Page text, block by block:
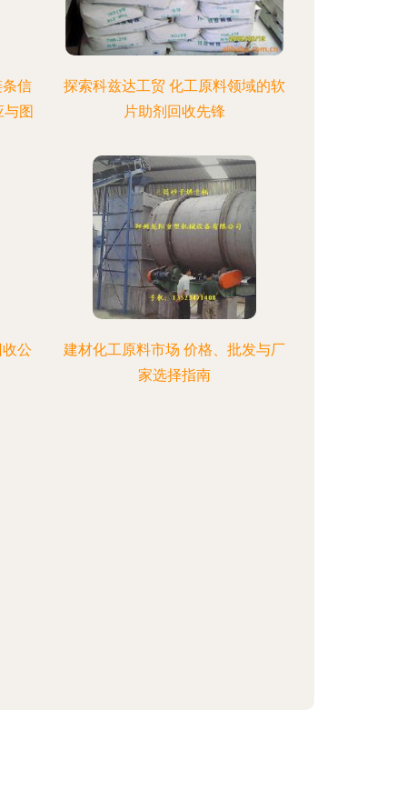
信
与图
探索科兹达工贸 化工原料领域的软
片助剂回收先锋
公
建材化工原料市场 价格、批发与厂
家选择指南